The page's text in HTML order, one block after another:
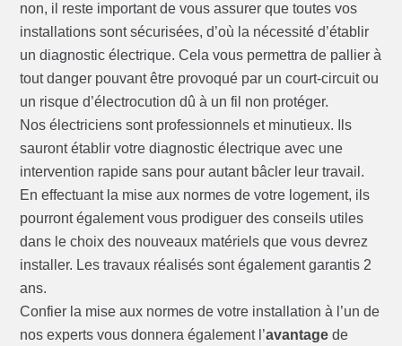
non, il reste important de vous assurer que toutes vos
installations sont sécurisées, d’où la nécessité d’établir
un diagnostic électrique. Cela vous permettra de pallier à
tout danger pouvant être provoqué par un court-circuit ou
un risque d’électrocution dû à un fil non protéger.
Nos électriciens sont professionnels et minutieux. Ils
sauront établir votre diagnostic électrique avec une
intervention rapide sans pour autant bâcler leur travail.
En effectuant la mise aux normes de votre logement, ils
pourront également vous prodiguer des conseils utiles
dans le choix des nouveaux matériels que vous devrez
installer. Les travaux réalisés sont également garantis 2
ans.
Confier la mise aux normes de votre installation à l’un de
nos experts vous donnera également l’avantage de